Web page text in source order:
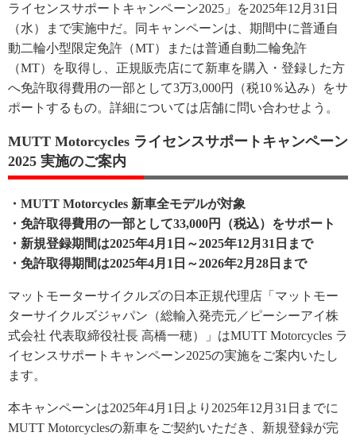
ライセンスサポートキャンペーン2025」を2025年12月31日
（水）まで実施中だ。同キャンペーンは、期間中に普通自
動二輪小型限定免許（MT）または普通自動二輪免許
（MT）を取得し、正規販売店にて新車を購入・登録した方
へ免許取得費用の一部として3万3,000円（税10％込み）をサ
ポートするもの。詳細については店舗に問い合わせよう。
MUTT Motorcycles ライセンスサポートキャンペーン
2025 実施のご案内
・MUTT Motorcycles 新車全モデルが対象
・免許取得費用の一部として33,000円（税込）をサポート
・新規登録期間は2025年4月1日～2025年12月31日まで
・免許取得期間は2025年4月1日～2026年2月28日まで
マットモーターサイクルズの日本正規代理店「マットモー
ターサイクルズジャパン（総輸入発売元／ピーシーアイ株
式会社 代表取締役社長 高橋一穂）」はMUTT Motorcycles ラ
イセンスサポートキャンペーン2025の実施をご案内いたし
ます。
本キャンペーンは2025年4月1日より2025年12月31日までに
MUTT Motorcyclesの新車をご契約いただき、新規登録が完